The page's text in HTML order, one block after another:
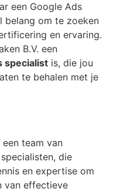
een Google Ads
belang om te zoeken
en ervaring.
B.V. een
specialist is, die jou
te behalen met je
team van
die
en expertise om
van effectieve